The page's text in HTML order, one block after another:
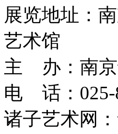
展览地址：
艺术馆
主 办：南京
电 话：025-
诸子艺术网